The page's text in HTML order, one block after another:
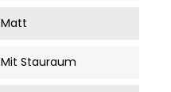
Matt
Mit Stauraum